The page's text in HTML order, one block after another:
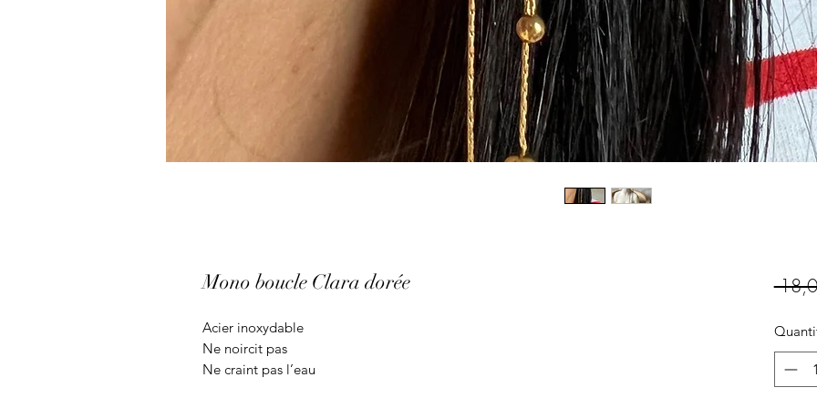
Mono boucle Clara dorée
Acier inoxydable
Ne noircit pas
Ne craint pas l’eau